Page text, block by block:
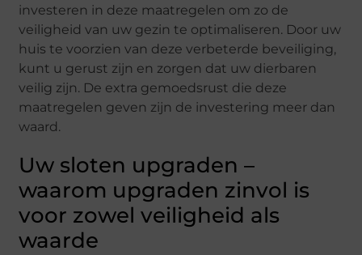
investeren in deze maatregelen om zo de
veiligheid van uw gezin te optimaliseren. Door uw
huis te voorzien van deze verbeterde beveiliging,
kunt u gerust zijn en zorgen dat uw dierbaren
veilig zijn. De extra gemoedsrust die deze
maatregelen geven zijn de investering meer dan
waard.
Uw sloten upgraden –
waarom upgraden zinvol is
voor zowel veiligheid als
waarde